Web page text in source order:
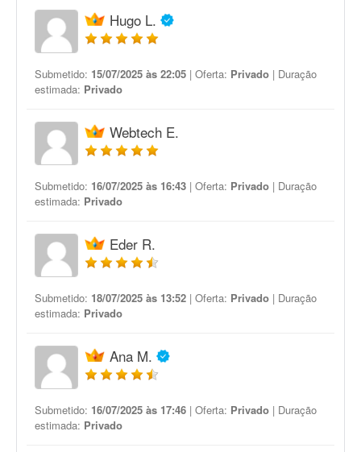
Hugo L.
Submetido: 15/07/2025 às 22:05 | Oferta: Privado | Duração
estimada: Privado
Webtech E.
Submetido: 16/07/2025 às 16:43 | Oferta: Privado | Duração
estimada: Privado
Eder R.
Submetido: 18/07/2025 às 13:52 | Oferta: Privado | Duração
estimada: Privado
Ana M.
Submetido: 16/07/2025 às 17:46 | Oferta: Privado | Duração
estimada: Privado